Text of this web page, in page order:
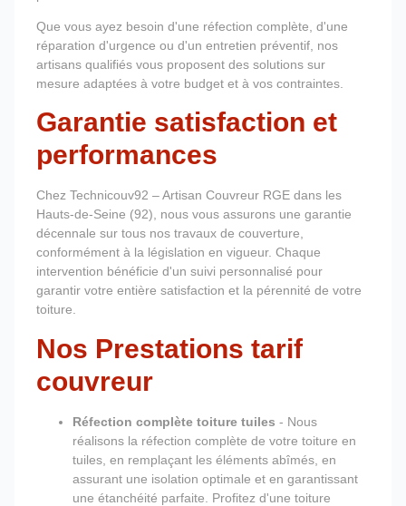
Que vous ayez besoin d'une réfection complète, d'une
réparation d'urgence ou d'un entretien préventif, nos
artisans qualifiés vous proposent des solutions sur
mesure adaptées à votre budget et à vos contraintes.
Garantie satisfaction et
performances
Chez Technicouv92 – Artisan Couvreur RGE dans les
Hauts-de-Seine (92), nous vous assurons une garantie
décennale sur tous nos travaux de couverture,
conformément à la législation en vigueur. Chaque
intervention bénéficie d'un suivi personnalisé pour
garantir votre entière satisfaction et la pérennité de votre
toiture.
Nos Prestations tarif
couvreur
Réfection complète toiture tuiles - Nous
réalisons la réfection complète de votre toiture en
tuiles, en remplaçant les éléments abîmés, en
assurant une isolation optimale et en garantissant
une étanchéité parfaite. Profitez d'une toiture